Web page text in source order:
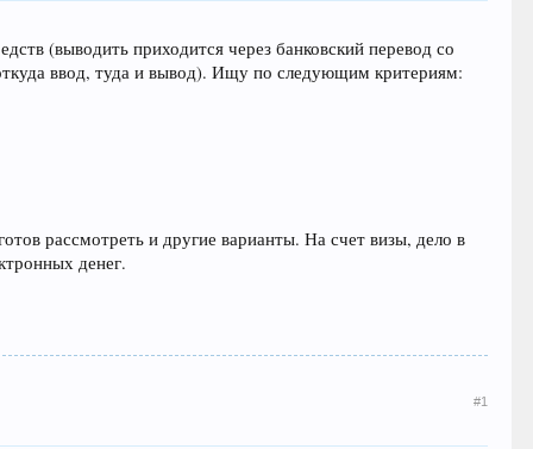
(выводить приходится через банковский перевод со
ввод, туда и вывод). Ищу по следующим критериям:
рассмотреть и другие варианты. На счет визы, дело в
денег.
#1